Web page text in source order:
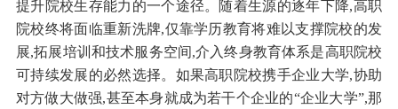
提升院校生存能力的一个途径。随着生源的逐年下降,高职
院校终将面临重新洗牌,仅靠学历教育将难以支撑院校的发
展,拓展培训和技术服务空间,介入终身教育体系是高职院校
可持续发展的必然选择。如果高职院校携手企业大学,协助
对方做大做强,甚至本身就成为若干个企业的“企业大学”,那